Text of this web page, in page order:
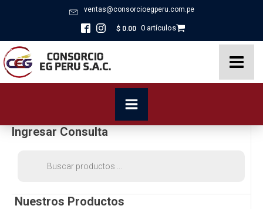
ventas@consorcioegperu.com.pe
$ 0.00 0 artículos
Ingresar Consulta
Nuestros Productos